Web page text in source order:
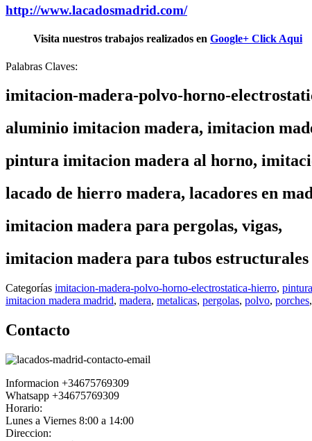
http://www.lacadosmadrid.com/
Visita nuestros trabajos realizados en Google+ Click Aqui
Palabras Claves:
imitacion-madera-polvo-horno-
aluminio imitacion madera, imitacion
pintura imitacion madera al horno,
lacado de hierro madera, lacadores en
imitacion madera para pergolas, vigas,
imitacion madera para tubos
Categorías imitacion-madera-polvo-horno-electrostatica-hierro,
imitacion madera madrid, madera, metalicas, pergolas, polvo, porches,
Contacto
Informacion +34675769309
Whatsapp +34675769309
Horario:
Lunes a Viernes 8:00 a 14:00
Direccion: